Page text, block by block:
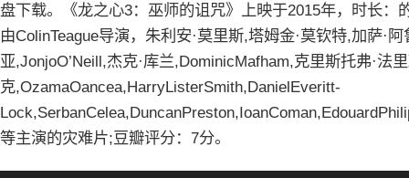
盘下载。《龙之心3：巫师的诅咒》上映于2015年，时长：
由ColinTeague导演，朱利安·莫里斯,塔姆金·莫钦特,加萨·阿
亚,JonjoO’Neill,杰克·库兰,DominicMafham,克里斯托弗·法
克,OzamaOancea,HarryListerSmith,DanielEveritt-
等主演的灾难片;豆瓣评分：7分。